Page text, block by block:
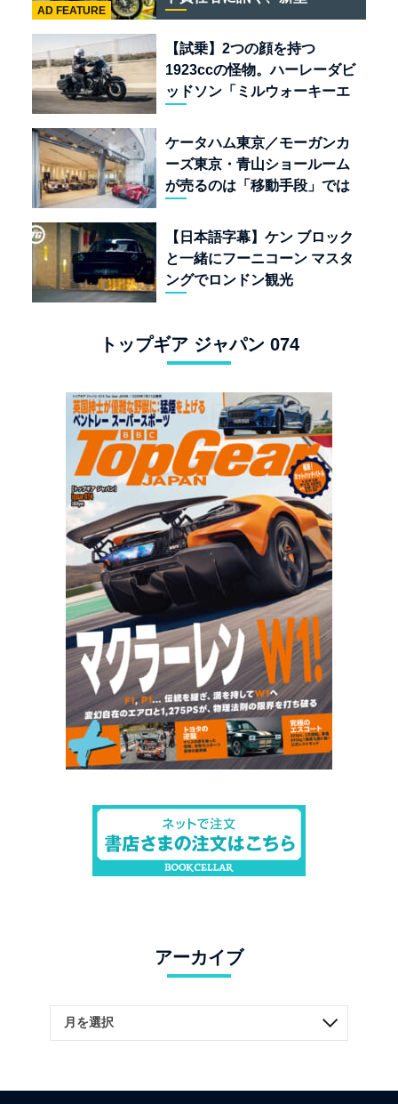
「BULLET 650」と“時間の
質”を愛する理由
AD FEATURE
【試乗】2つの顔を持つ
1923ccの怪物。ハーレーダビ
ッドソン「ミルウォーキーエ
ケータハム東京／モーガンカ
ーズ東京・青山ショールーム
が売るのは「移動手段」では
【日本語字幕】ケン ブロック
と一緒にフーニコーン マスタ
ングでロンドン観光
トップギア ジャパン 074
アーカイブ